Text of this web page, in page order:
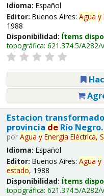
Idioma: Español
Editor: Buenos Aires: Agua y
1988
Disponibilidad: Ítems
topográfica: 621.374.5/A282/
Estacion
provincia deRío Negro.
por Agua y Energía Eléctrica,
Idioma: Español
Editor: Buenos Aires: Agua y
estado, 1988
Disponibilidad: Ítems
topográfica: 621.374.5/A282/